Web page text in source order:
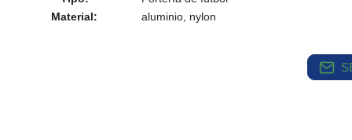
Material:
aluminio, nylon